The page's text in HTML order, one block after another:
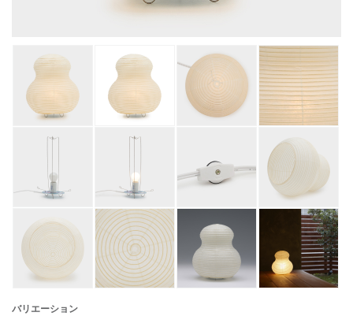
バリエーション